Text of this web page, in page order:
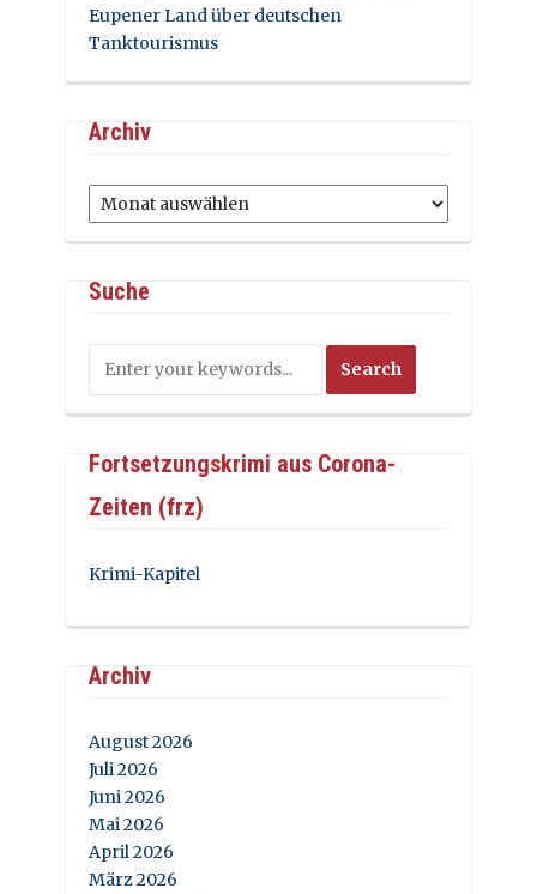
Eupener Land über deutschen
Tanktourismus
Archiv
Archiv
Suche
Fortsetzungskrimi aus Corona-
Zeiten (frz)
Krimi-Kapitel
Archiv
August 2026
Juli 2026
Juni 2026
Mai 2026
April 2026
März 2026